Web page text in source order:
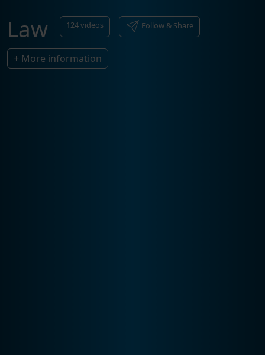
Law 124videos Follow & Share
+ More information